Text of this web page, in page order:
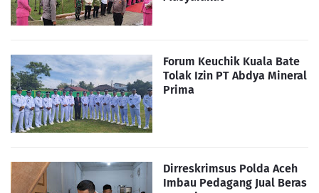
Forum Keuchik Kuala Bate
Tolak Izin PT Abdya Mineral
Prima
Dirreskrimsus Polda Aceh
Imbau Pedagang Jual Beras